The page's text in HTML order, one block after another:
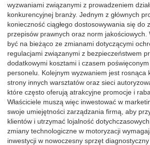
wyzwaniami związanymi z prowadzeniem
konkurencyjnej branży. Jednym z głównych
konieczność ciągłego dostosowywania się do
przepisów prawnych oraz norm jakościowych.
być na bieżąco ze zmianami dotyczącymi
regulacjami związanymi z bezpieczeństwem
dodatkowymi kosztami i czasem
personelu. Kolejnym wyzwaniem jest rosnąca
strony innych warsztatów oraz sieci
które często oferują atrakcyjne promocje i
Właściciele muszą więc inwestować w
swoje umiejętności zarządzania firmą, aby
klientów i utrzymać lojalność
zmiany technologiczne w motoryzacji
inwestycji w nowoczesny sprzęt